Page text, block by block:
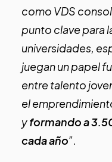
como VDS
punto clave para
universidades,
juegan un papel
entre talento
el
yformando a
cada año”.